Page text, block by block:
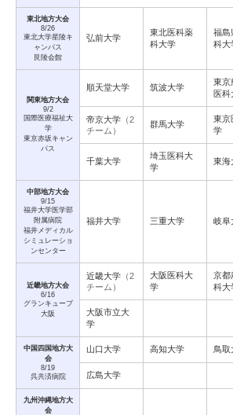
東北地方大会
8/26
東北大学星陵キ
ャンパス
艮陵会館
弘前大学
東北医科薬
科大学
福島
科大
関東地方大会
9/2
国際医療福祉大
学
東京赤坂キャン
パス
順天堂大学 筑波大学
東京
医科
帝京大学 （2
チーム）
群馬大学
東京
学
千葉大学
埼玉医科大
学
東海
中部地方大会
9/15
福井大学医学部
附属病院
福井メディカル
シミュレーショ
ンセンター
福井大学 三重大学 岐阜
近畿地方大会
6/16
グランキューブ
大阪
近畿大学 （2
チーム）
大阪医科大
学
京都
科大
大阪市立大
学
中国四国地方大
会
8/19
呉共済病院
山口大学 高知大学 鳥取
広島大学
九州沖縄地方大
会